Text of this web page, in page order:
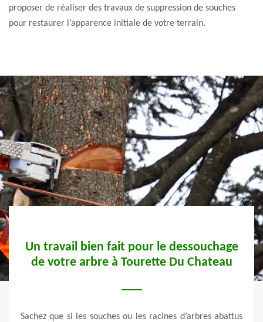
proposer de réaliser des travaux de suppression de souches
pour restaurer l’apparence initiale de votre terrain.
Un travail bien fait pour le dessouchage
de votre arbre à Tourette Du Chateau
Sachez que si les souches ou les racines d’arbres abattus